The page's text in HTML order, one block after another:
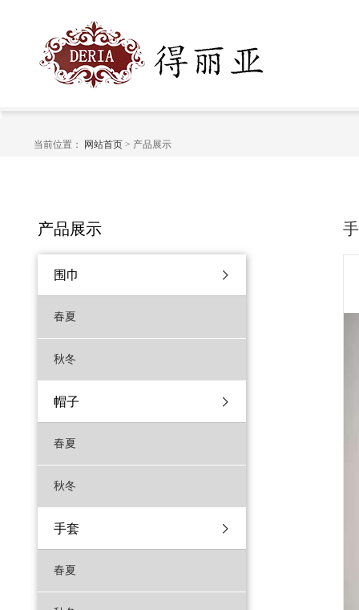
当前位置： 网站首页 > 产品展示
产品展示
围巾
春夏
秋冬
帽子
春夏
秋冬
手套
春夏